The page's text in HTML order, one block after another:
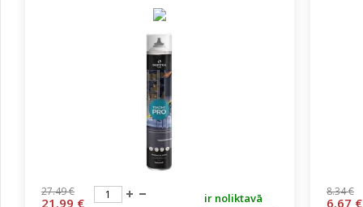
27.49 €
21.99 €
ir noliktavā
8.34 €
6.67 €